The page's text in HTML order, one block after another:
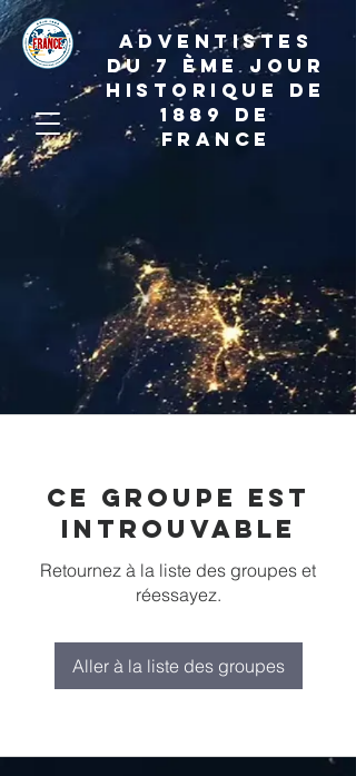
ADVENTISTES
DU 7 ème JOUR
HISTORIQUE DE
1889 de
france
Ce groupe est
introuvable
Retournez à la liste des groupes et
réessayez.
Aller à la liste des groupes